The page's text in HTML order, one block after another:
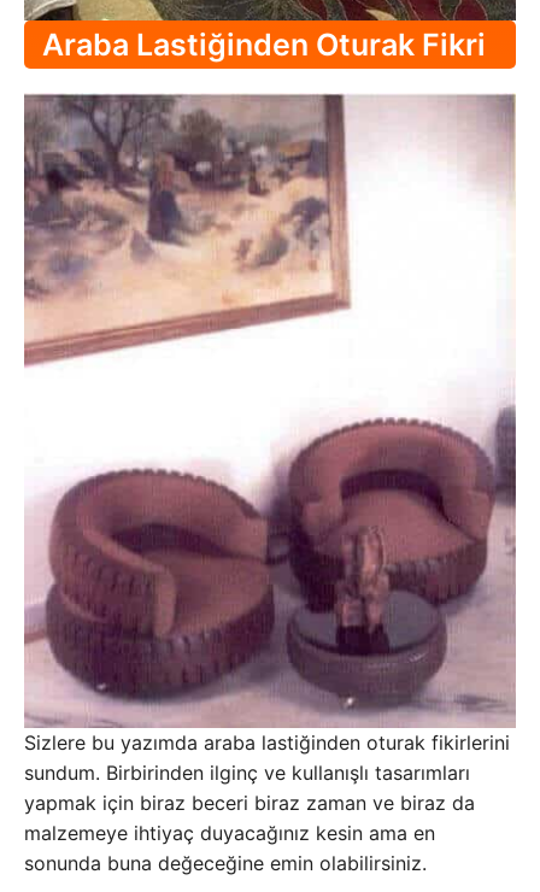
Araba Lastiğinden Oturak Fikri
Sizlere bu yazımda araba lastiğinden oturak fikirlerini
sundum. Birbirinden ilginç ve kullanışlı tasarımları
yapmak için biraz beceri biraz zaman ve biraz da
malzemeye ihtiyaç duyacağınız kesin ama en
sonunda buna değeceğine emin olabilirsiniz.